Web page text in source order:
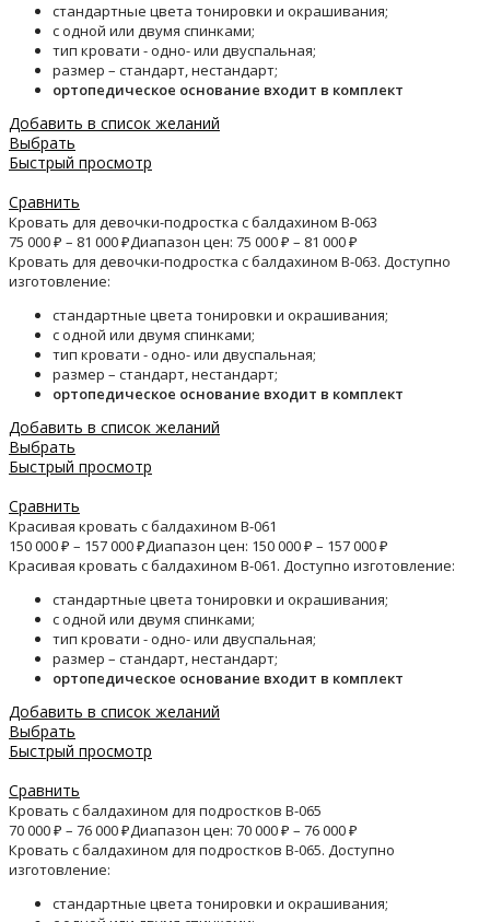
стандартные цвета тонировки и окрашивания;
с одной или двумя спинками;
тип кровати - одно- или двуспальная;
размер – стандарт, нестандарт;
ортопедическое основание входит в комплект
Добавить в список желаний
Выбрать
Быстрый просмотр
Сравнить
Кровать для девочки-подростка с балдахином B-063
75 000₽ – 81 000₽Диапазон цен: 75 000 ₽ – 81 000 ₽
Кровать для девочки-подростка с балдахином B-063. Доступно
изготовление:
стандартные цвета тонировки и окрашивания;
с одной или двумя спинками;
тип кровати - одно- или двуспальная;
размер – стандарт, нестандарт;
ортопедическое основание входит в комплект
Добавить в список желаний
Выбрать
Быстрый просмотр
Сравнить
Красивая кровать с балдахином B-061
150 000₽ – 157 000₽Диапазон цен: 150 000 ₽ – 157 000 ₽
Красивая кровать с балдахином B-061. Доступно изготовление:
стандартные цвета тонировки и окрашивания;
с одной или двумя спинками;
тип кровати - одно- или двуспальная;
размер – стандарт, нестандарт;
ортопедическое основание входит в комплект
Добавить в список желаний
Выбрать
Быстрый просмотр
Сравнить
Кровать с балдахином для подростков B-065
70 000₽ – 76 000₽Диапазон цен: 70 000 ₽ – 76 000 ₽
Кровать с балдахином для подростков B-065. Доступно
изготовление:
стандартные цвета тонировки и окрашивания;